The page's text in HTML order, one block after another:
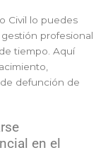
Civil lo puedes
profesional
tiempo. Aquí
defunción de
en el